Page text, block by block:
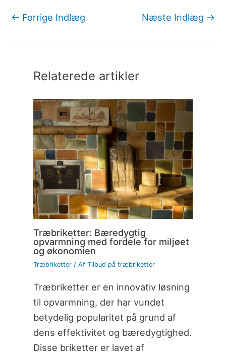
← Forrige Indlæg Næste Indlæg →
Relaterede artikler
Træbriketter: Bæredygtig
opvarmning med fordele for miljøet
og økonomien
Træbriketter/ Af Tilbud på træbriketter
Træbriketter er en innovativ løsning
til opvarmning, der har vundet
betydelig popularitet på grund af
dens effektivitet og bæredygtighed.
Disse briketter er lavet af